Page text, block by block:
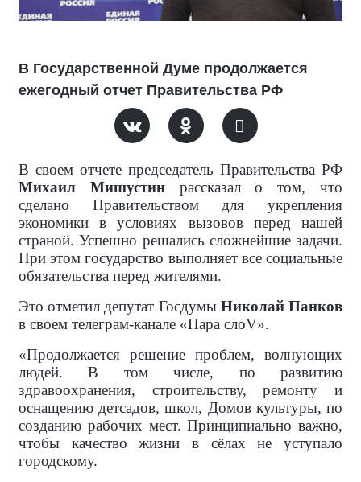
В Государственной Думе продолжается
ежегодный отчет Правительства РФ
В своем отчете председатель Правительства РФ
Михаил Мишустинрассказал о том, что
сделано Правительством для укрепления
экономики в условиях вызовов перед нашей
страной. Успешно решались сложнейшие задачи.
При этом государство выполняет все социальные
обязательства перед жителями.
Это отметил депутат Госдумы Николай Панков
в своем телеграм-канале «Пара слоV».
«Продолжается решение проблем, волнующих
людей. В том числе, по развитию
здравоохранения, строительству, ремонту и
оснащению детсадов, школ, Домов культуры, по
созданию рабочих мест. Принципиально важно,
чтобы качество жизни в сёлах не уступало
городскому.